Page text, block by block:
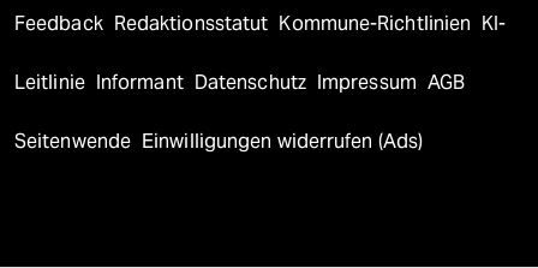
Feedback Redaktionsstatut Kommune-Richtlinien KI-
Leitlinie Informant Datenschutz Impressum AGB
Seitenwende Einwilligungen widerrufen (Ads)